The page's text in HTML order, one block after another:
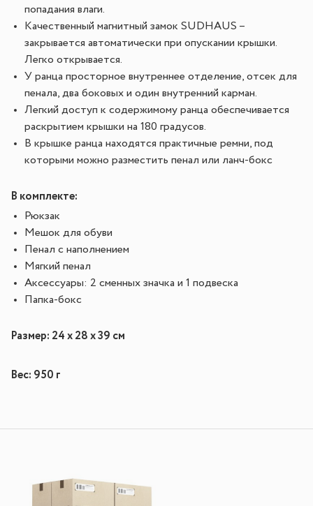
попадания влаги.
Качественный магнитный замок SUDHAUS –
закрывается автоматически при опускании крышки.
Легко открывается.
У ранца просторное внутреннее отделение, отсек для
пенала, два боковых и один внутренний карман.
Легкий доступ к содержимому ранца обеспечивается
раскрытием крышки на 180 градусов.
В крышке ранца находятся практичные ремни, под
которыми можно разместить пенал или ланч-бокс
В комплекте:
Рюкзак
Мешок для обуви
Пенал с наполнением
Мягкий пенал
Аксессуары: 2 сменных значка и 1 подвеска
Папка-бокс
Размер: 24 х 28 х 39 см
Вес: 950 г